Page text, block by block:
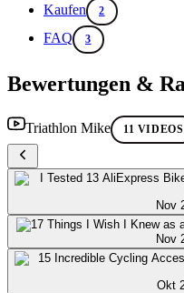
Kaufen 2
FAQ 3
Bewertungen &
Triathlon Mike 11 VIDEOS
Nov
Nov
Okt